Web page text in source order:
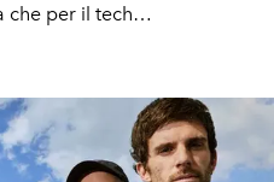
che per il tech